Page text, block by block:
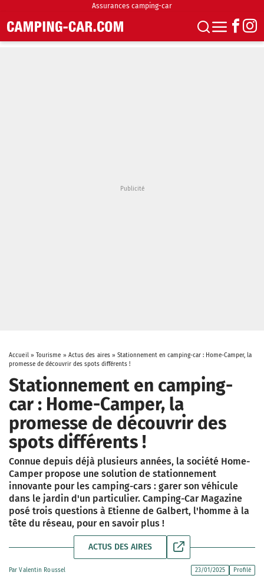
Assurances camping-car
Accueil» Tourisme » Actus des aires »Stationnement en camping-car : Home-Camper, la
promesse de découvrir des spots différents !
Stationnement en camping-
car : Home-Camper, la
promesse de découvrir des
spots différents !
Connue depuis déjà plusieurs années, la société Home-
Camper propose une solution de stationnement
innovante pour les camping-cars : garer son véhicule
dans le jardin d'un particulier. Camping-Car Magazine
posé trois questions à Etienne de Galbert, l'homme à la
tête du réseau, pour en savoir plus !
ACTUS DES AIRES
ParValentin Roussel 23/01/2025 Profilé